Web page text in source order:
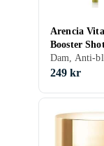
Arencia
Booster
30ml
249 kr